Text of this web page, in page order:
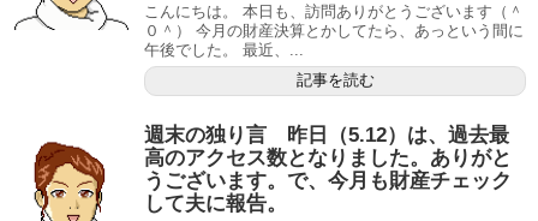
こんにちは。 本日も、訪問ありがとうございます（＾
０＾） 今月の財産決算とかしてたら、あっという間に
午後でした。 最近、...
記事を読む
週末の独り言 昨日（5.12）は、過去最
高のアクセス数となりました。ありがと
うございます。で、今月も財産チェック
して夫に報告。